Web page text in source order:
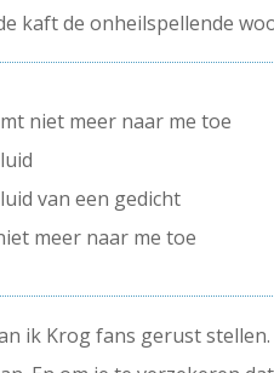
kaft de onheilspellende
niet meer naar me toe
van een gedicht
meer naar me toe
ik Krog fans gerust